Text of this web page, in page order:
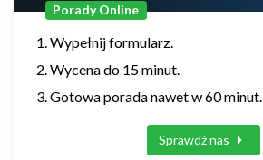
Porady Online
Wypełnij formularz.
Wycena do 15 minut.
Gotowa porada nawet w 60 minut.
Sprawdź nas